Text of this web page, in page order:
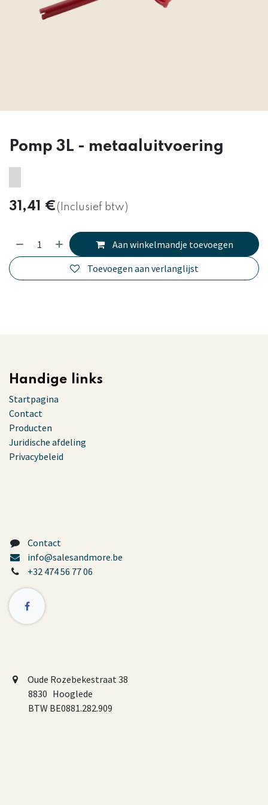
Pomp 3L - metaaluitvoering
31,41 €(Inclusief btw)
Aan winkelmandje toevoegen
Toevoegen aan verlanglijst
Handige links
Startpagina
Contact
Producten
Juridische afdeling
Privacybeleid
Contact
info@salesandmore.be
+32 474 56 77 06
Oude Rozebekestraat 38
8830 Hooglede
BTW BE0881.282.909